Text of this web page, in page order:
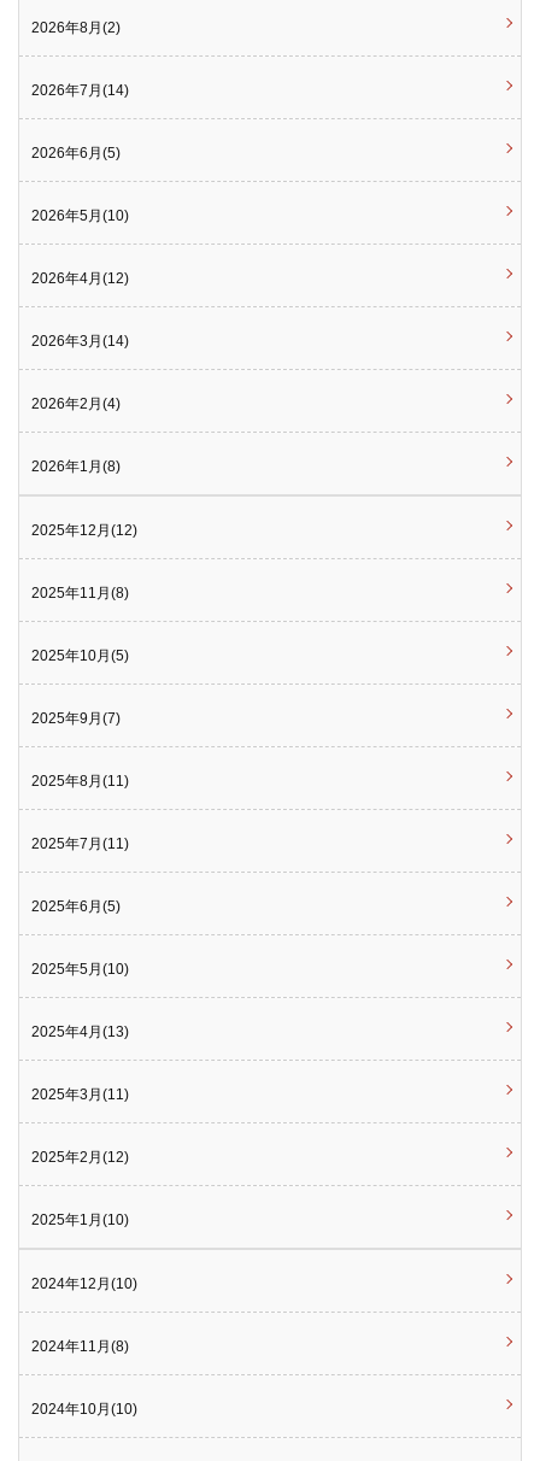
2026年8月(2)
2026年7月(14)
2026年6月(5)
2026年5月(10)
2026年4月(12)
2026年3月(14)
2026年2月(4)
2026年1月(8)
2025年12月(12)
2025年11月(8)
2025年10月(5)
2025年9月(7)
2025年8月(11)
2025年7月(11)
2025年6月(5)
2025年5月(10)
2025年4月(13)
2025年3月(11)
2025年2月(12)
2025年1月(10)
2024年12月(10)
2024年11月(8)
2024年10月(10)